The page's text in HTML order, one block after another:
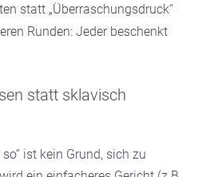
statt „Überraschungsdruck“
Runden: Jeder beschenkt
statt sklavisch
ist kein Grund, sich zu